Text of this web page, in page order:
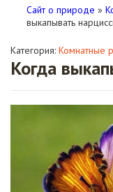
Сайт о природе »
выкапывать
Категория: Комнатные
Когда